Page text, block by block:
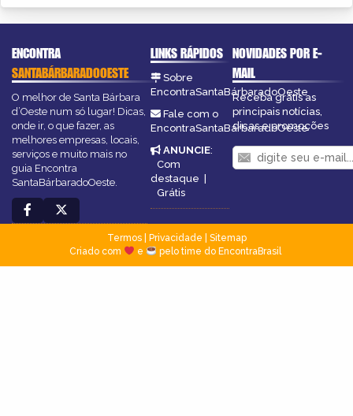
ENCONTRA
SANTABÁRBARADOOESTE
O melhor de Santa Bárbara
d’Oeste num só lugar! Dicas,
onde ir, o que fazer, as
melhores empresas, locais,
serviços e muito mais no
guia Encontra
SantaBárbaradoOeste.
LINKS RÁPIDOS
Sobre
EncontraSantaBárbaradoOeste
Fale com o
EncontraSantaBárbaradoOeste
ANUNCIE:
Com
destaque |
Grátis
NOVIDADES POR E-
MAIL
Receba grátis as
principais notícias,
dicas e promoções
Termos| Privacidade
Sitemap
Criado com
e pelo time do EncontraBrasil